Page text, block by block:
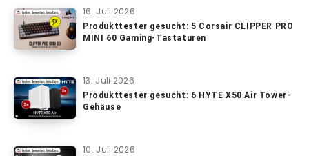
16. Juli 2026
Produkttester gesucht: 5 Corsair CLIPPER PRO
MINI 60 Gaming-Tastaturen
13. Juli 2026
Produkttester gesucht: 6 HYTE X50 Air Tower-
Gehäuse
10. Juli 2026